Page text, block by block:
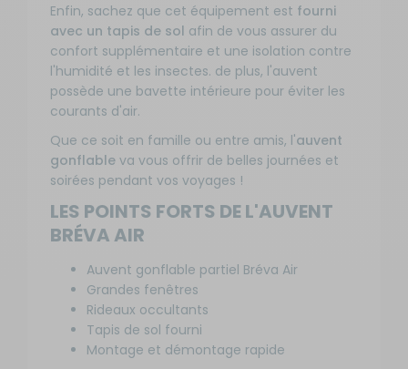
Enfin, sachez que cet équipement est fourni
avec un tapis de sol afin de vous assurer du
confort supplémentaire et une isolation contre
l'humidité et les insectes. de plus, l'auvent
possède une bavette intérieure pour éviter les
courants d'air.
Que ce soit en famille ou entre amis, l'auvent
gonflable va vous offrir de belles journées et
soirées pendant vos voyages !
LES POINTS FORTS DE L'AUVENT
BRÉVA AIR
Auvent gonflable partiel Bréva Air
Grandes fenêtres
Rideaux occultants
Tapis de sol fourni
Montage et démontage rapide